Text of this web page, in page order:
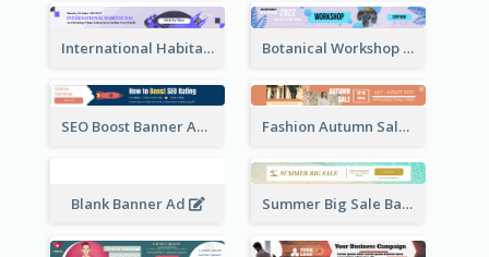
International Habitat Day Banner Ad Botanical Workshop Promote Banner Ad
SEO Boost Banner Ad Fashion Autumn Sale Banner Ad
Blank Banner Ad Summer Big Sale Banner Ad